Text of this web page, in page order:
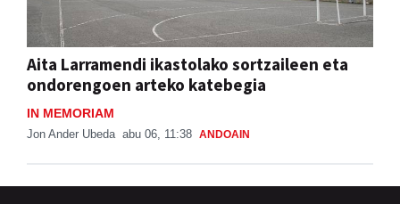
Aita Larramendi ikastolako sortzaileen eta
ondorengoen arteko katebegia
IN MEMORIAM
Jon Ander Ubeda abu 06, 11:38 ANDOAIN